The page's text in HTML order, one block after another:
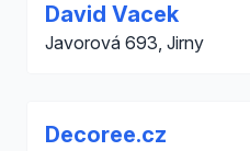
David Vacek
Javorová 693, Jirny
Decoree.cz